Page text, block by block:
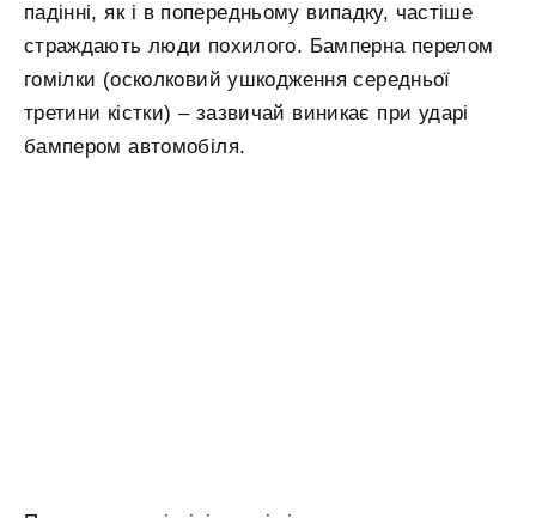
падінні, як і в попередньому випадку, частіше
страждають люди похилого. Бамперна перелом
гомілки (осколковий ушкодження середньої
третини кістки) – зазвичай виникає при ударі
бампером автомобіля.